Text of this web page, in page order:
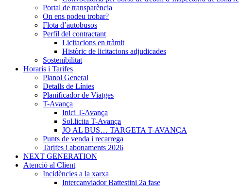
Portal de transparència
On ens podeu trobar?
Flota d’autobusos
Perfil del contractant
Licitacions en tràmit
Històric de licitacions adjudicades
Sostenibilitat
Horaris i Tarifes
Planol General
Detalls de Línies
Planificador de Viatges
T-Avança
Inici T-Avança
Sol.licita T-Avança
JO AL BUS… TARGETA T-AVANÇA
Punts de venda i recarrega
Tarifes i abonaments 2026
NEXT GENERATION
Atenció al Client
Incidències a la xarxa
Intercanviador Battestini 2a fase